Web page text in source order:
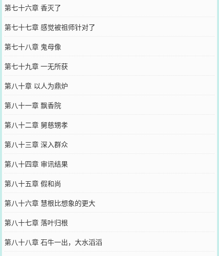
第七十六章 香灭了
第七十七章 感觉被祖师针对了
第七十八章 鬼母像
第七十九章 一无所获
第八十章 以人为鼎炉
第八十一章 飘香院
第八十二章 舅慈甥孝
第八十三章 深入群众
第八十四章 审讯结果
第八十五章 假和尚
第八十六章 慧根比想象的更大
第八十七章 落叶归根
第八十八章 石牛一出，大水滔滔